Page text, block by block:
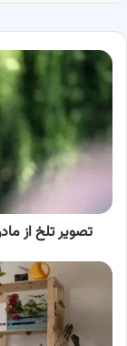
تصویر
تلخ
از
مادر
امید
جهان
تشییع
تصویر تلخ از
10
سریع